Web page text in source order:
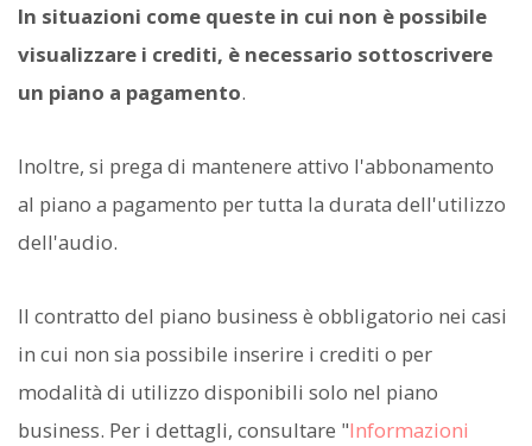
In situazioni come queste in cui non è possibile
visualizzare i crediti, è necessario sottoscrivere
un piano a pagamento.
Inoltre, si prega di mantenere attivo l'abbonamento
al piano a pagamento per tutta la durata dell'utilizzo
dell'audio.
Il contratto del piano business è obbligatorio nei casi
in cui non sia possibile inserire i crediti o per
modalità di utilizzo disponibili solo nel piano
business. Per i dettagli, consultare "Informazioni